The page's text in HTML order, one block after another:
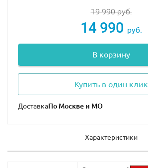
19 990руб.
14 990 руб.
В корзину
Купить в один клик
Доставка
Характеристики